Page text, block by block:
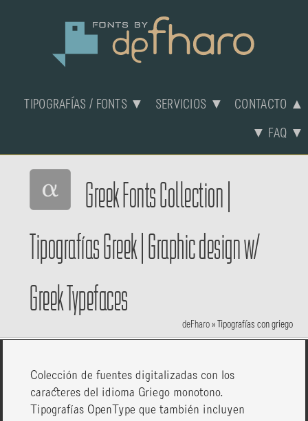
TIPOGRAFÍAS / FONTS ▼ SERVICIOS ▼ CONTACTO ▲
▼ FAQ ▼
Greek Fonts Collection
Tipografías Greek Graphic design w/
Greek Typefaces
deFharo» Tipografías con griego
Colección de fuentes digitalizadas con los
caracteres del idioma Griego monotono.
Tipografías OpenType que también incluyen